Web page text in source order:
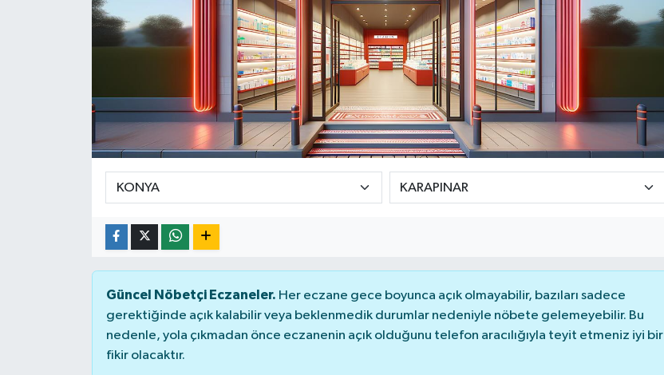
Güncel Nöbetçi Eczaneler. Her eczane gece boyunca açık olmayabilir, bazıları sadece
gerektiğinde açık kalabilir veya beklenmedik durumlar nedeniyle nöbete gelemeyebilir. Bu
nedenle, yola çıkmadan önce eczanenin açık olduğunu telefon aracılığıyla teyit etmeniz iyi bir
fikir olacaktır.
Ekonomi
Teknoloji